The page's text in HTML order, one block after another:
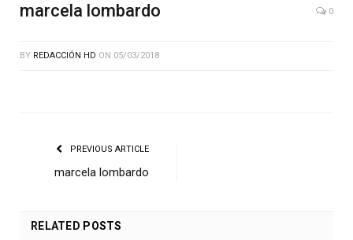
marcela lombardo 0
BY REDACCIÓN HD ON 05/03/2018
PREVIOUS ARTICLE
marcela lombardo
RELATED POSTS